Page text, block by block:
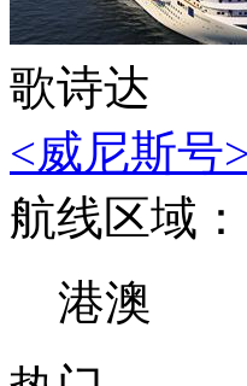
歌诗达
<威尼斯号
航线区域：
港澳